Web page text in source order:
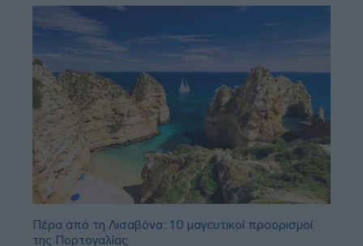
Πέρα από τη Λισαβόνα: 10 μαγευτικοί προορισμοί
της Πορτογαλίας